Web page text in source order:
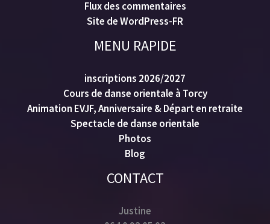
Flux des commentaires
Site de WordPress-FR
MENU RAPIDE
inscriptions 2026/2027
Cours de danse orientale à Torcy
Animation EVJF, Anniversaire & Départ en retraite
Spectacle de danse orientale
Photos
Blog
CONTACT
Justine